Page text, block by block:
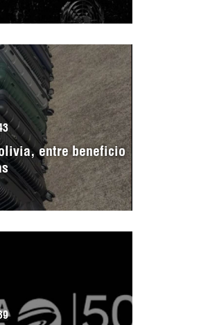
entre beneficio